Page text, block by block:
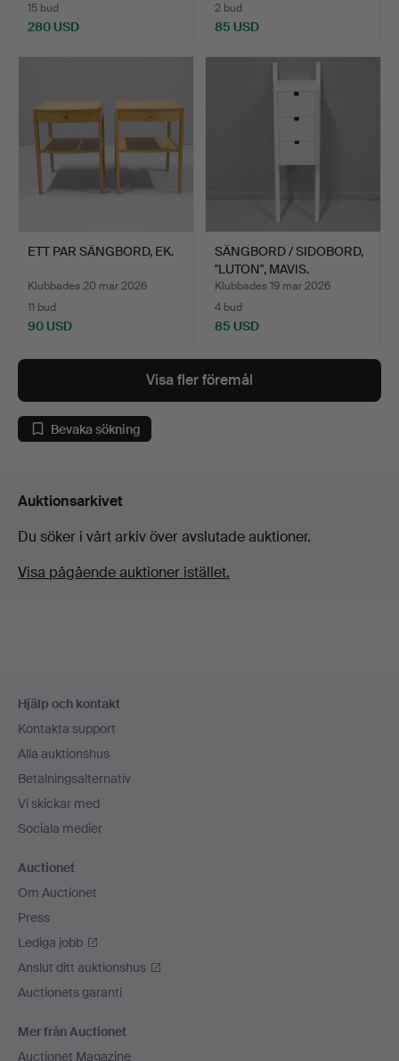
15 bud
280 USD
2 bud
85 USD
ETT PAR SÄNGBORD, EK.
Klubbades 20 mar 2026
11 bud
90 USD
SÄNGBORD / SIDOBORD,
"LUTON", MAVIS.
Klubbades 19 mar 2026
4 bud
85 USD
Visa fler föremål
Bevaka sökning
Auktionsarkivet
Du söker i vårt arkiv över avslutade auktioner.
Visa pågående auktioner istället.
Hjälp och kontakt
Kontakta support
Alla auktionshus
Betalningsalternativ
Vi skickar med
Sociala medier
Auctionet
Om Auctionet
Press
Lediga jobb
Anslut ditt auktionshus
Auctionets garanti
Mer från Auctionet
Auctionet Magazine